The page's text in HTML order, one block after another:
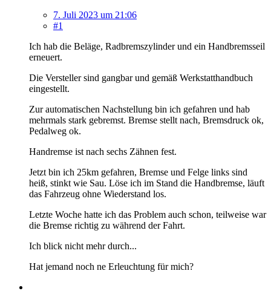
7. Juli 2023 um 21:06
#1
Ich hab die Beläge, Radbremszylinder und ein Handbremsseil
erneuert.
Die Versteller sind gangbar und gemäß Werkstatthandbuch
eingestellt.
Zur automatischen Nachstellung bin ich gefahren und hab
mehrmals stark gebremst. Bremse stellt nach, Bremsdruck ok,
Pedalweg ok.
Handremse ist nach sechs Zähnen fest.
Jetzt bin ich 25km gefahren, Bremse und Felge links sind
heiß, stinkt wie Sau. Löse ich im Stand die Handbremse, läuft
das Fahrzeug ohne Wiederstand los.
Letzte Woche hatte ich das Problem auch schon, teilweise war
die Bremse richtig zu während der Fahrt.
Ich blick nicht mehr durch...
Hat jemand noch ne Erleuchtung für mich?